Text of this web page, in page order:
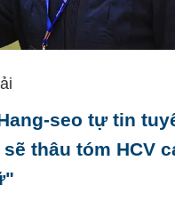
seo tự tin
thâu tóm HCV